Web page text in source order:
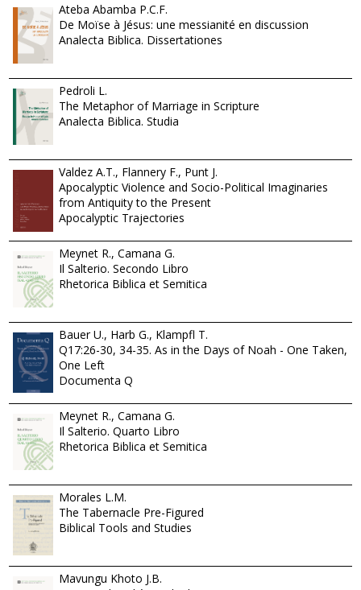
Ateba Abamba P.C.F.
De Moïse à Jésus: une messianité en discussion
Analecta Biblica. Dissertationes
Pedroli L.
The Metaphor of Marriage in Scripture
Analecta Biblica. Studia
Valdez A.T., Flannery F., Punt J.
Apocalyptic Violence and Socio-Political Imaginaries
from Antiquity to the Present
Apocalyptic Trajectories
Meynet R., Camana G.
Il Salterio. Secondo Libro
Rhetorica Biblica et Semitica
Bauer U., Harb G., Klampfl T.
Q17:26-30, 34-35. As in the Days of Noah - One Taken,
One Left
Documenta Q
Meynet R., Camana G.
Il Salterio. Quarto Libro
Rhetorica Biblica et Semitica
Morales L.M.
The Tabernacle Pre-Figured
Biblical Tools and Studies
Mavungu Khoto J.B.